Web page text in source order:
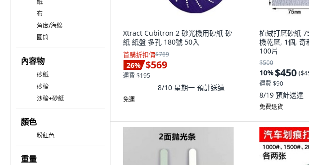
紙
布
角度/海綿
圓筒
內容物
砂紙
砂輪
沙輪+砂紙
顏色
粉紅色
重量
Xtract Cubitron 2 砂光機用砂紙 砂
紙 紙盤 多孔 180號 50入
首購折扣價$769
26% $569
運費 $195
8/10 星期一 預計送達
免運
植絨打磨砂紙
機乾磨, 1個, 奇
100片
$500
10%$450 (
運費 $90
8/19 預計送達
免費退貨